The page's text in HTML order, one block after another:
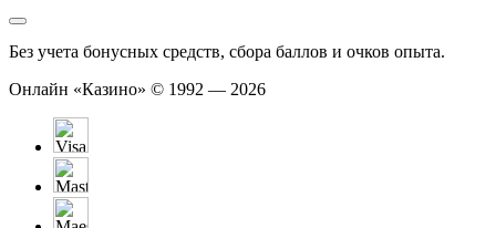
Без учета бонусных средств, сбора баллов и очков опыта.
Онлайн «Казино» © 1992 — 2026